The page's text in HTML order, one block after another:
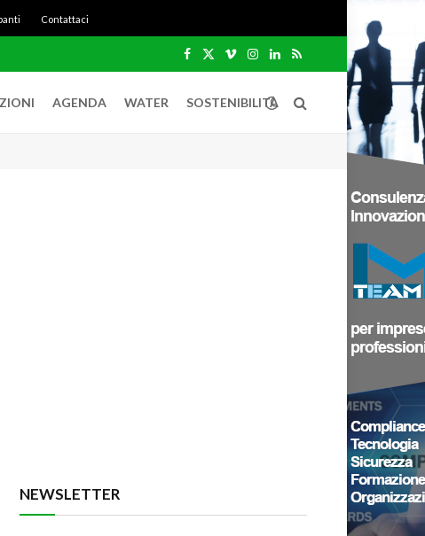
Contattaci
Facebook
X
VimeoInstagram
LinkedIn
RSS
AGENDA WATER SOSTENIBILITÀ
NEWSLETTER